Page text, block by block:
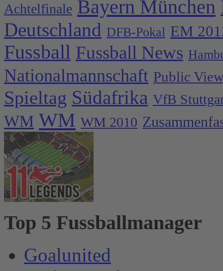
Achtelfinale Bayern München
Deutschland DFB-Pokal EM
Fussball Fussball News
Nationalmannschaft Public
Spieltag Südafrika VfB
WM WM WM 2010
Top 5 Fussballmanager
Goalunited